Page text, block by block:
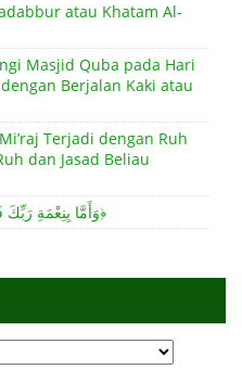
atau Khatam Al-
Masjid Quba pada Hari
Berjalan Kaki atau
Terjadi dengan Ruh
Makna Firman Allah: ﴾وَأَمَّا بِنِعْمَةِ رَبِّكَ فَحَدِّثْ﴿